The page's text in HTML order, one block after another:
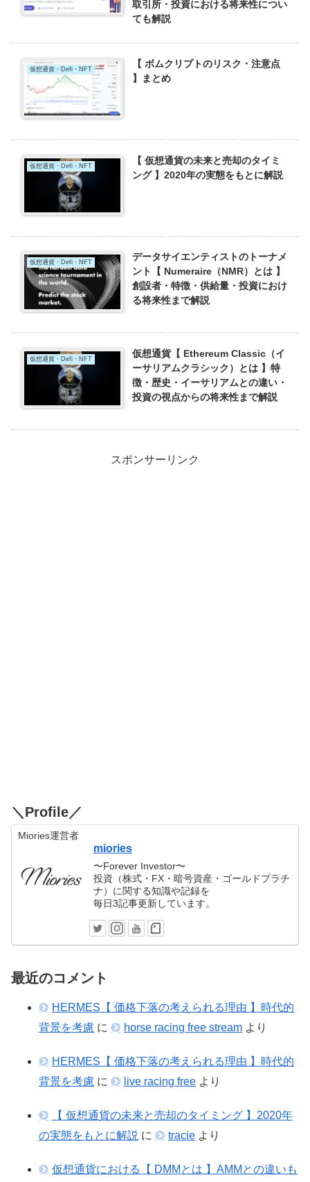
取引所・投資における将来性につい
ても解説
仮想通貨・Defi・NFT
【 ボムクリプトのリスク・注意点
】まとめ
仮想通貨・Defi・NFT
【 仮想通貨の未来と売却のタイミ
ング 】2020年の実態をもとに解説
仮想通貨・Defi・NFT
データサイエンティストのトーナメ
ント【 Numeraire（NMR）とは 】
創設者・特徴・供給量・投資におけ
る将来性まで解説
仮想通貨・Defi・NFT
仮想通貨【 Ethereum Classic（イ
ーサリアムクラシック）とは 】特
徴・歴史・イーサリアムとの違い・
投資の視点からの将来性まで解説
スポンサーリンク
＼Profile／
Miories運営者
miories
〜Forever Investor〜
投資（株式・FX・暗号資産・ゴールドプラチ
ナ）に関する知識や記録を
毎日3記事更新しています。
最近のコメント
HERMES【 価格下落の考えられる理由 】時代的
背景を考慮 に horse racing free stream より
HERMES【 価格下落の考えられる理由 】時代的
背景を考慮 に live racing free より
【 仮想通貨の未来と売却のタイミング 】2020年
の実態をもとに解説 に tracie より
仮想通貨における【 DMMとは 】AMMとの違いも